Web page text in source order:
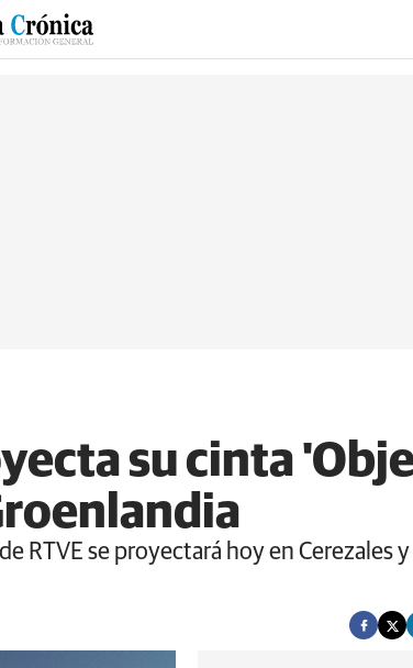
ESPECIALES DEPORTES OPINIÓN EXTRAS
su cinta
RTVE se proyectará hoy en Cerezales